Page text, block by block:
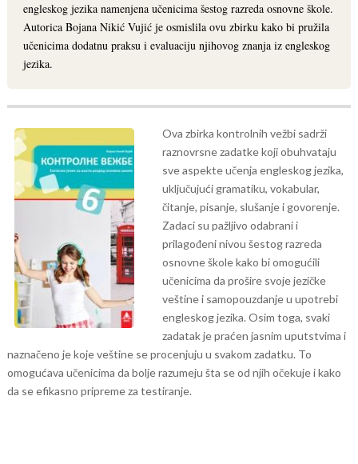
engleskog jezika namenjena učenicima šestog razreda osnovne škole.
Autorica Bojana Nikić Vujić je osmislila ovu zbirku kako bi pružila
učenicima dodatnu praksu i evaluaciju njihovog znanja iz engleskog
jezika.
Ova zbirka kontrolnih vežbi sadrži
raznovrsne zadatke koji obuhvataju
sve aspekte učenja engleskog jezika,
uključujući gramatiku, vokabular,
čitanje, pisanje, slušanje i govorenje.
Zadaci su pažljivo odabrani i
prilagođeni nivou šestog razreda
osnovne škole kako bi omogućili
učenicima da prošire svoje jezičke
veštine i samopouzdanje u upotrebi
engleskog jezika. Osim toga, svaki
zadatak je praćen jasnim uputstvima i
naznačeno je koje veštine se procenjuju u svakom zadatku. To
omogućava učenicima da bolje razumeju šta se od njih očekuje i kako
da se efikasno pripreme za testiranje.